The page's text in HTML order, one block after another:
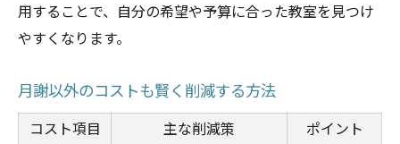
用することで、自分の希望や予算に合った教室を見つけ
やすくなります。
月謝以外のコストも賢く削減する方法
コスト項目 主な削減策
ポイント